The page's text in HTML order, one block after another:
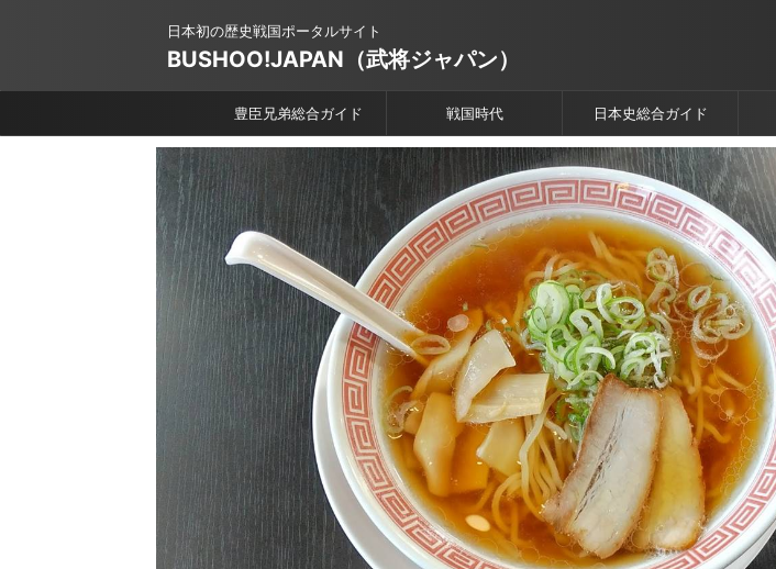
日本初の歴史戦国ポータルサイト
BUSHOO!JAPAN（武将ジャパン）
豊臣兄弟総合ガイド 戦国時代 日本史総合ガイド